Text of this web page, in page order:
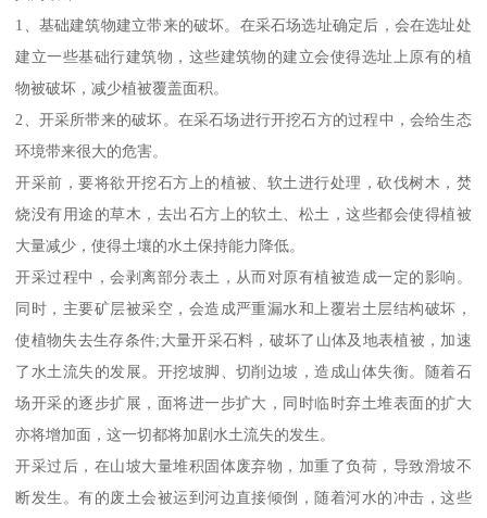
1、基础建筑物建立带来的破坏。在采石场选址确定后，会在选址处
建立一些基础行建筑物，这些建筑物的建立会使得选址上原有的植
物被破坏，减少植被覆盖面积。
2、开采所带来的破坏。在采石场进行开挖石方的过程中，会给生态
环境带来很大的危害。
开采前，要将欲开挖石方上的植被、软土进行处理，砍伐树木，焚
烧没有用途的草木，去出石方上的软土、松土，这些都会使得植被
大量减少，使得土壤的水土保持能力降低。
开采过程中，会剥离部分表土，从而对原有植被造成一定的影响。
同时，主要矿层被采空，会造成严重漏水和上覆岩土层结构破坏，
使植物失去生存条件;大量开采石料，破坏了山体及地表植被，加速
了水土流失的发展。开挖坡脚、切削边坡，造成山体失衡。随着石
场开采的逐步扩展，面将进一步扩大，同时临时弃土堆表面的扩大
亦将增加面，这一切都将加剧水土流失的发生。
开采过后，在山坡大量堆积固体废弃物，加重了负荷，导致滑坡不
断发生。有的废土会被运到河边直接倾倒，随着河水的冲击，这些